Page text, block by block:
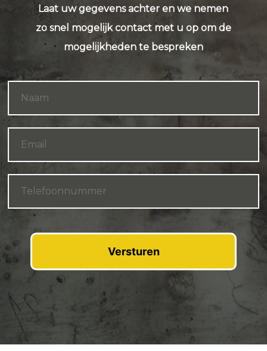
Laat uw gegevens achter en we nemen
zo snel mogelijk contact met u op om de
mogelijkheden te bespreken